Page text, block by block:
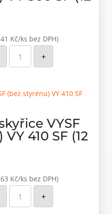
Kč/ks bez DPH)
Vynilová
pryskyřice
VYSF
(bez
300
SF
množství
+
VYSF
410 SF (12
Kč/ks bez DPH)
Vynilová
pryskyřice
VYSF
(bez
+